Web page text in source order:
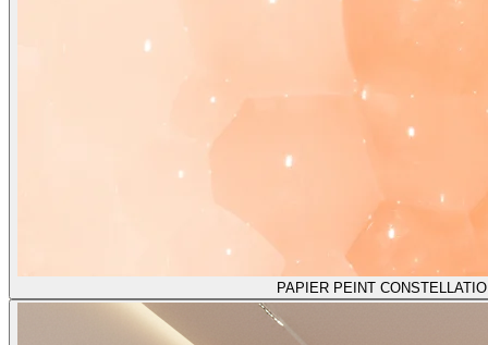
PAPIER PEINT